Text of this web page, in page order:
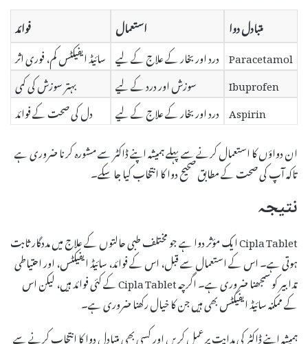
متبادل دوا
استعمال
فوائد
Paracetamol درد اور بخار کے علاج کے لیے سائیڈ ایفیکٹس کم، فوری اثر
Ibuprofen
سوزش اور درد کے لیے
بہتر سوزش کی کمی
Aspirin درد اور بخار کے علاج کے لیے
دل کی صحت کے فوائد
ان دواؤں کا استعمال کرنے سے پہلے ہمیشہ اپنے ڈاکٹر سے مشورہ کرنا ضروری ہے
تاکہ آپ کی صحت کے مطابق صحیح دوا کا انتخاب کیا جا سکے۔
نتیجہ
Cipla Tablet ایک مؤثر دوا ہے جو مختلف طبی حالتوں کے علاج میں مددگار ثابت
ہوتی ہے۔ اس کے استعمال سے قبل، اس کے فوائد، سائیڈ ایفیکٹس، اور احتیاطی
تدابیر کو سمجھنا ضروری ہے۔ اگرچہ Cipla Tablet کے کئی فوائد ہیں، لیکن اس
کے ممکنہ سائیڈ ایفیکٹس بھی ہیں جن کا خیال رکھنا ضروری ہے۔
ہمیشہ اپنے ڈاکٹر کی ہدایت پر عمل کریں اور کسی بھی متبادل دوا کا انتخاب کرنے سے